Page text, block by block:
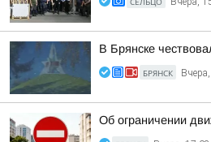
В Брянске
БРЯНСК
Об ограничении